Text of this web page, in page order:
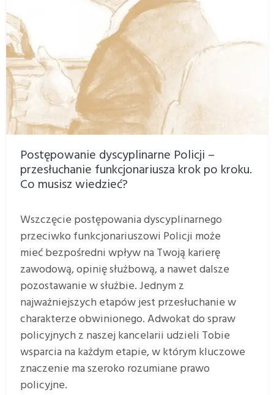
Postępowanie dyscyplinarne Policji –
przesłuchanie funkcjonariusza krok po kroku.
Co musisz wiedzieć?
Wszczęcie postępowania dyscyplinarnego
przeciwko funkcjonariuszowi Policji może
mieć bezpośredni wpływ na Twoją karierę
zawodową, opinię służbową, a nawet dalsze
pozostawanie w służbie. Jednym z
najważniejszych etapów jest przesłuchanie w
charakterze obwinionego. Adwokat do spraw
policyjnych z naszej kancelarii udzieli Tobie
wsparcia na każdym etapie, w którym kluczowe
znaczenie ma szeroko rozumiane prawo
policyjne.